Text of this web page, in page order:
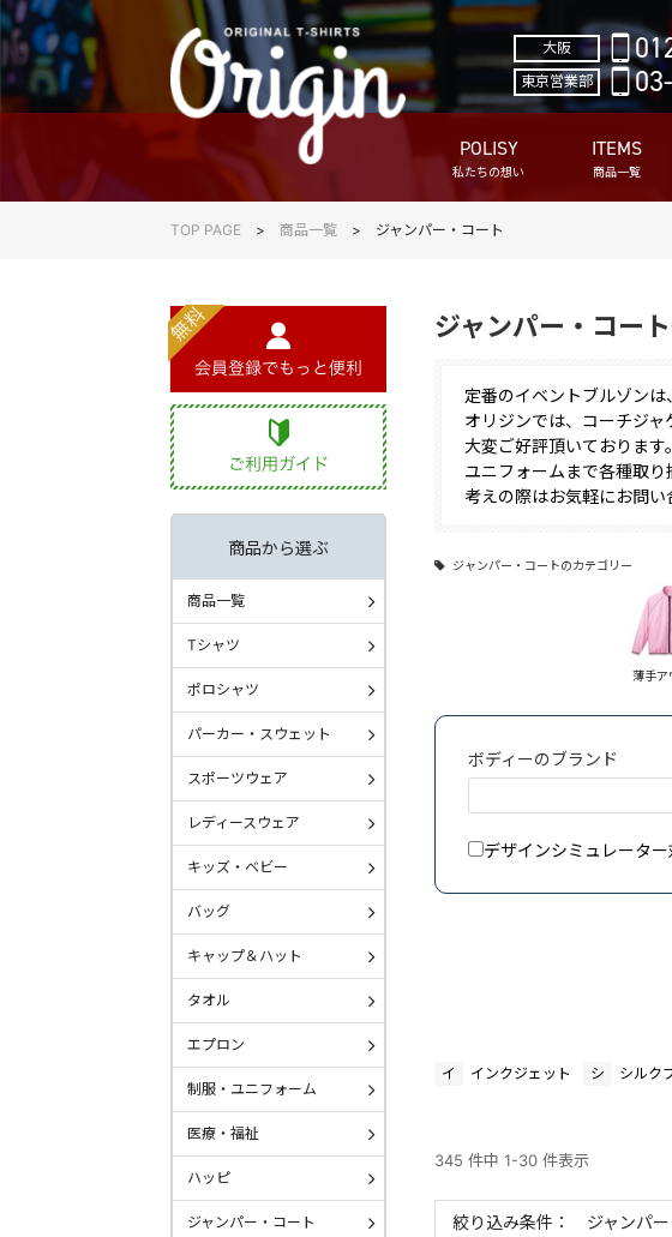
POLISY
私たちの想い
ITEMS
商品一覧
大阪
東京営業部
TOP PAGE 商品一覧 ジャンパー・コート
ジャンパー・コー
定番のイベントブルゾンは
オリジンでは、コーチジ
大変ご好評頂いておりま
ユニフォームまで各種取
考えの際はお気軽にお問い
ジャンパー・コートのカテゴリー
薄手ア
ボディーのブランド
デザインシミュレータ
イ インクジェット シ シルク
345 件中 1-30 件表示
絞り込み条件： ジャンパー
商品から選ぶ
商品一覧
Tシャツ
ポロシャツ
パーカー・スウェット
スポーツウェア
レディースウェア
キッズ・ベビー
バッグ
キャップ＆ハット
タオル
エプロン
制服・ユニフォーム
医療・福祉
ハッピ
ジャンパー・コート